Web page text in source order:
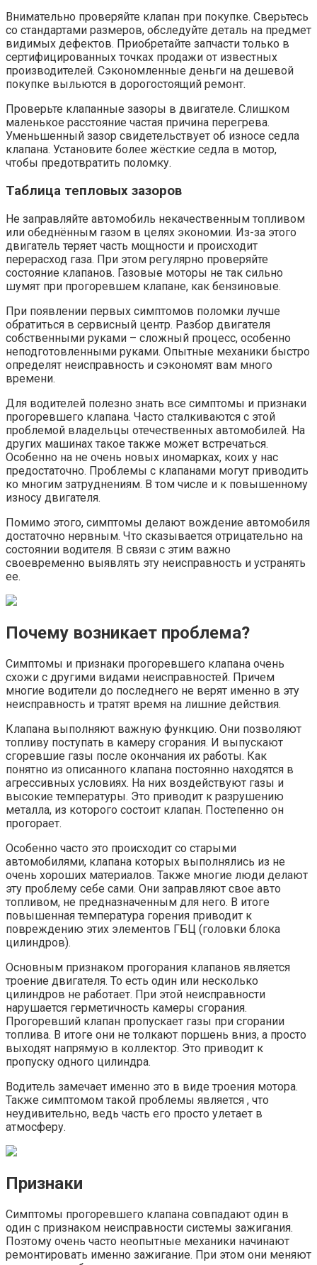
Внимательно проверяйте клапан при покупке. Сверьтесь
со стандартами размеров, обследуйте деталь на предмет
видимых дефектов. Приобретайте запчасти только в
сертифицированных точках продажи от известных
производителей. Сэкономленные деньги на дешевой
покупке выльются в дорогостоящий ремонт.
Проверьте клапанные зазоры в двигателе. Слишком
маленькое расстояние частая причина перегрева.
Уменьшенный зазор свидетельствует об износе седла
клапана. Установите более жёсткие седла в мотор,
чтобы предотвратить поломку.
Таблица тепловых зазоров
Не заправляйте автомобиль некачественным топливом
или обеднённым газом в целях экономии. Из-за этого
двигатель теряет часть мощности и происходит
перерасход газа. При этом регулярно проверяйте
состояние клапанов. Газовые моторы не так сильно
шумят при прогоревшем клапане, как бензиновые.
При появлении первых симптомов поломки лучше
обратиться в сервисный центр. Разбор двигателя
собственными руками – сложный процесс, особенно
неподготовленными руками. Опытные механики быстро
определят неисправность и сэкономят вам много
времени.
Для водителей полезно знать все симптомы и признаки
прогоревшего клапана. Часто сталкиваются с этой
проблемой владельцы отечественных автомобилей. На
других машинах такое также может встречаться.
Особенно на не очень новых иномарках, коих у нас
предостаточно. Проблемы с клапанами могут приводить
ко многим затруднениям. В том числе и к повышенному
износу двигателя.
Помимо этого, симптомы делают вождение автомобиля
достаточно нервным. Что сказывается отрицательно на
состоянии водителя. В связи с этим важно
своевременно выявлять эту неисправность и устранять
ее.
Почему возникает проблема?
Симптомы и признаки прогоревшего клапана очень
схожи с другими видами неисправностей. Причем
многие водители до последнего не верят именно в эту
неисправность и тратят время на лишние действия.
Клапана выполняют важную функцию. Они позволяют
топливу поступать в камеру сгорания. И выпускают
сгоревшие газы после окончания их работы. Как
понятно из описанного клапана постоянно находятся в
агрессивных условиях. На них воздействуют газы и
высокие температуры. Это приводит к разрушению
металла, из которого состоит клапан. Постепенно он
прогорает.
Особенно часто это происходит со старыми
автомобилями, клапана которых выполнялись из не
очень хороших материалов. Также многие люди делают
эту проблему себе сами. Они заправляют свое авто
топливом, не предназначенным для него. В итоге
повышенная температура горения приводит к
повреждению этих элементов ГБЦ (головки блока
цилиндров).
Основным признаком прогорания клапанов является
троение двигателя. То есть один или несколько
цилиндров не работает. При этой неисправности
нарушается герметичность камеры сгорания.
Прогоревший клапан пропускает газы при сгорании
топлива. В итоге они не толкают поршень вниз, а просто
выходят напрямую в коллектор. Это приводит к
пропуску одного цилиндра.
Водитель замечает именно это в виде троения мотора.
Также симптомом такой проблемы является , что
неудивительно, ведь часть его просто улетает в
атмосферу.
Признаки
Симптомы прогоревшего клапана совпадают один в
один с признаком неисправности системы зажигания.
Поэтому очень часто неопытные механики начинают
ремонтировать именно зажигание. При этом они меняют